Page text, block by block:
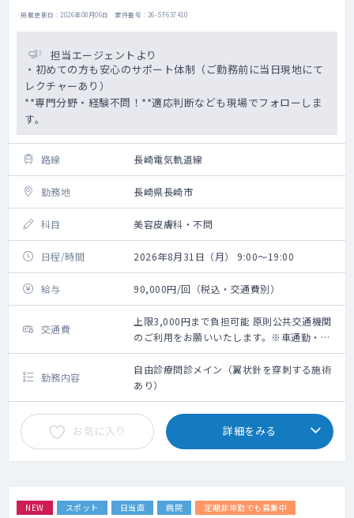
掲載更新日 : 2026年08月06日 案件番号 : 26-SF637410
担当エージェントより
・初めての方も安心のサポート体制（ご勤務前に当日現地にて
レクチャーあり）
**専門分野・経験不問！**適応判断なども現場でフォローしま
す。
路線 長崎電気軌道線
勤務地 長崎県長崎市
科目 美容皮膚科・不問
日程/時間 2026年8月31日（月） 9:00～19:00
給与 90,000円/回（税込・交通費別）
交通費
上限3,000円まで負担可能 原則公共交通機関
のご利用をお願いいたします。※車通勤・タ
クシー利用要相談
勤務内容
自由診療問診メイン（翼状針を穿刺する施術
あり）
お気に入り 詳細をみる
NEW スポット 日当直 病院
定期非常勤でも募集中